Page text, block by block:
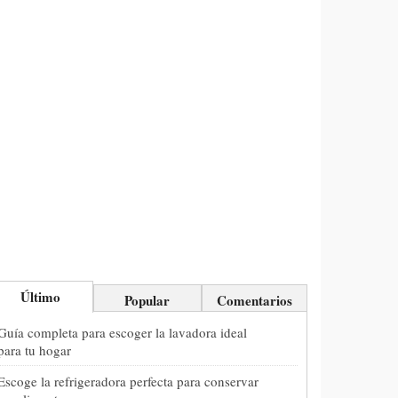
Último Popular Comentarios
completa para escoger la lavadora ideal
tu hogar
la refrigeradora perfecta para conservar